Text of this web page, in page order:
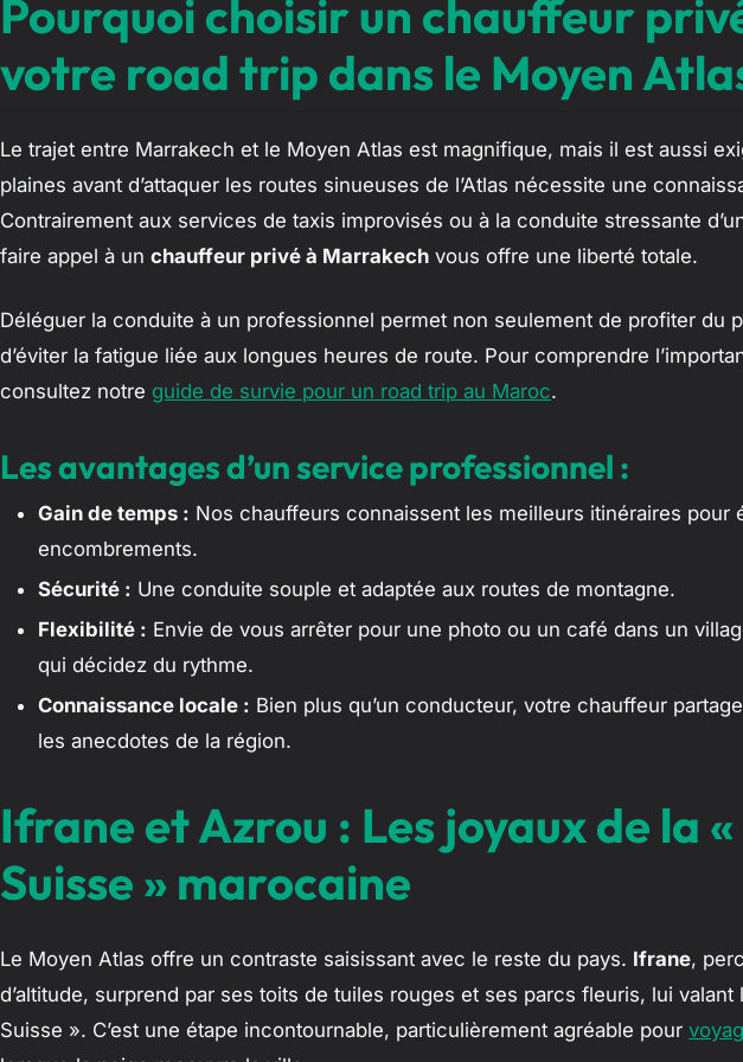
Pourquoi choisir un chauffeur
votre road trip dans le Moyen
Le trajet entre Marrakech et le Moyen Atlas est magnifique, mais il est aussi
plaines avant d’attaquer les routes sinueuses de l’Atlas nécessite une
Contrairement aux services de taxis improvisés ou à la conduite stressante
faire appel à un chauffeur privé à Marrakech vous offre une liberté totale.
Déléguer la conduite à un professionnel permet non seulement de profiter du
d’éviter la fatigue liée aux longues heures de route. Pour comprendre
consultez notre guide de survie pour un road trip au Maroc.
Les avantages d’un service professionnel :
Gain de temps : Nos chauffeurs connaissent les meilleurs itinéraires pour
encombrements.
Sécurité : Une conduite souple et adaptée aux routes de montagne.
Flexibilité : Envie de vous arrêter pour une photo ou un café dans un
qui décidez du rythme.
Connaissance locale : Bien plus qu’un conducteur, votre chauffeur
les anecdotes de la région.
Ifrane et Azrou : Les joyaux de la
Suisse » marocaine
Le Moyen Atlas offre un contraste saisissant avec le reste du pays. Ifrane,
d’altitude, surprend par ses toits de tuiles rouges et ses parcs fleuris, lui valant
Suisse ». C’est une étape incontournable, particulièrement agréable pour